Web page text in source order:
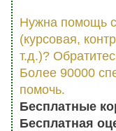
Нужна помощь
(курсовая,
т.д.)?
Более 90000
помочь.
Бесплатные
Бесплатная